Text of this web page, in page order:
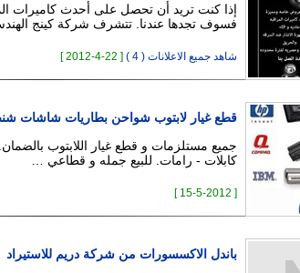
إذا كنت تريد أن تحصل على أحدث كاميرات
فسوف تجدها عندنا. تتشرف شركة كينج
شاهد جميع الاعلانات ( 4 ) [ 22-4-2012 ]
قطع غيار لابتوب شواحن بطاريات شاشات
كابلات - رامات. للبيع جمله و قطاعي …
[ 15-5-2012 ]
باندل الاكسسورات من شركة دريم للاستيراد